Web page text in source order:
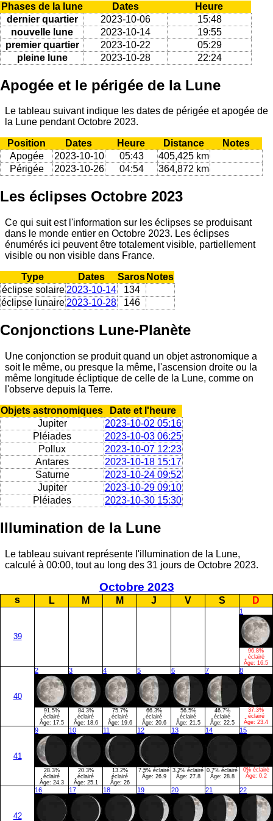
Phases de la lune Dates
Heure
dernier quartier
2023-10-06
15:48
nouvelle lune
2023-10-14
19:55
premier quartier
2023-10-22
05:29
pleine lune
2023-10-28 22:24
Apogée et le périgée de la Lune
Le tableau suivant indique les dates de périgée et apogée de
la Lune pendant Octobre 2023.
Position Dates Heure Distance
Notes
Apogée
2023-10-10 05:43
405,425 km
Périgée
2023-10-26 04:54 364,872 km
Les éclipses Octobre 2023
Ce qui suit est l'information sur les éclipses se produisant
dans le monde entier en Octobre 2023. Les éclipses
énumérés ici peuvent être totalement visible, partiellement
visible ou non visible dans France.
Type Dates Saros Notes
éclipse solaire 2023-10-14
134
éclipse lunaire 2023-10-28 146
Conjonctions Lune-Planète
Une conjonction se produit quand un objet astronomique a
soit le même, ou presque la même, l'ascension droite ou la
même longitude écliptique de celle de la Lune, comme on
l'observe depuis la Terre.
Objets astronomiques
Date et l'heure
Jupiter
2023-10-02 05:16
Pléiades
2023-10-03 06:25
Pollux
2023-10-07 12:23
Antares
2023-10-18 15:17
Saturne
2023-10-24 09:52
Jupiter
2023-10-29 09:10
Pléiades
2023-10-30 15:30
Illumination de la Lune
Le tableau suivant représente l'illumination de la Lune,
calculé à 00:00, tout au long des 31 jours de Octobre 2023.
Octobre 2023
s L M M J V S D
39
1
96.8%
éclairé
Âge: 16.5
40
2
91.5%
éclairé
Âge: 17.5
3
84.3%
éclairé
Âge: 18.6
4
75.7%
éclairé
Âge: 19.6
5
66.3%
éclairé
Âge: 20.6
6
56.5%
éclairé
Âge: 21.5
7
46.7%
éclairé
Âge: 22.5
8
37.3%
éclairé
Âge: 23.4
41
9
28.3%
éclairé
Âge: 24.3
10
20.3%
éclairé
Âge: 25.1
11
13.2%
éclairé
Âge: 26
12
7.5% éclairé
Âge: 26.9
13
3.2% éclairé
Âge: 27.8
14
0.7% éclairé
Âge: 28.8
15
0% éclairé
Âge: 0.2
42
16 17 18 19 20 21 22